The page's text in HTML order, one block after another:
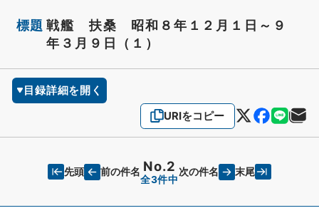
標題 戦艦 扶桑 昭和８年１２月１日～９
年３月９日（１）
目録詳細を開く
URIをコピー
先頭 前の件名 No.2
全3件中
次の件名 末尾